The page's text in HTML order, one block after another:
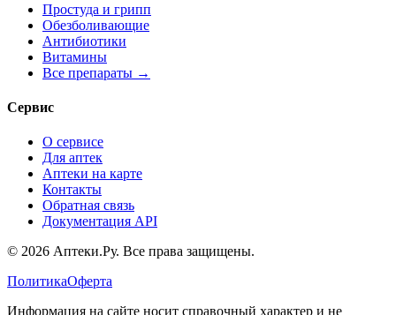
Простуда и грипп
Обезболивающие
Антибиотики
Витамины
Все препараты →
Сервис
О сервисе
Для аптек
Аптеки на карте
Контакты
Обратная связь
Документация API
© 2026 Аптеки.Ру. Все права защищены.
ПолитикаОферта
Информация на сайте носит справочный характер и не